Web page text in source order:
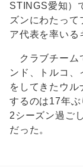
STINGS愛知）
ズンにわたって
ア代表を率いる
クラブチーム
ンド、トルコ、
をしてきたウル
するのは17年
2シーズン過ご
だった。